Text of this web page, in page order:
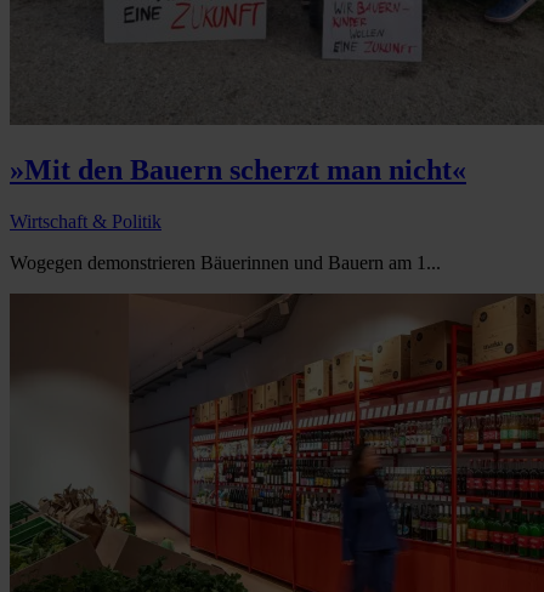
»Mit den Bauern scherzt man nicht«
Wirtschaft & Politik
Wogegen demonstrieren Bäuerinnen und Bauern am 1...